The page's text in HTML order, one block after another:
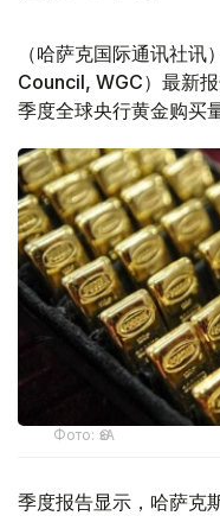
（哈萨克国际通讯社
Council, WGC）最新
季度全球央行黄金购买
Фото: ӨзА
季度报告显示，哈萨克